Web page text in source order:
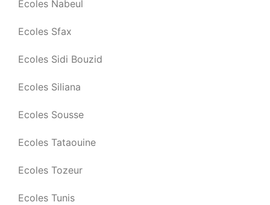
Ecoles Nabeul
Ecoles Sfax
Ecoles Sidi Bouzid
Ecoles Siliana
Ecoles Sousse
Ecoles Tataouine
Ecoles Tozeur
Ecoles Tunis